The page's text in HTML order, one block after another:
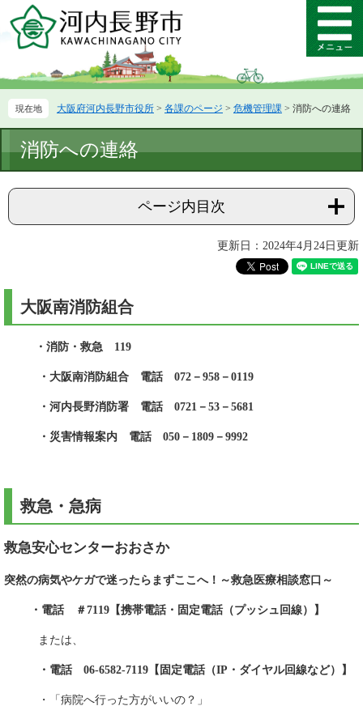
ー
先
す。
ニ
を
し
へ
メ
ニ
ー
大阪府河内長野市役所 > 各課のページ > 危機管理課 > 消防への連絡
文
消防への連絡
ページ内目次
更新日：2024年4月24日更新
大阪南消防組合
・消防・救急 119
・大阪南消防組合 電話 072－958－0119
・河内長野消防署 電話 0721－53－5681
・災害情報案内 電話 050－1809－9992
救急・急病
救急安心センターおおさか
突然の病気やケガで迷ったらまずここへ！～救急医療相談窓口～
・電話 ＃7119【携帯電話・固定電話（プッシュ回線）】
または、
・電話 06‐6582‐7119【固定電話（IP・ダイヤル回線など）】
・「病院へ行った方がいいの？」